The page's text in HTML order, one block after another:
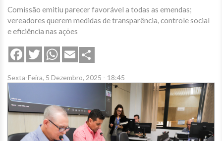
Comissão emitiu parecer favorável a todas as emendas;
vereadores querem medidas de transparência, controle social
e eficiência nas ações
FacebookTwitterWhatsApp
Email
Sexta-Feira, 5 Dezembro, 2025 - 18:45